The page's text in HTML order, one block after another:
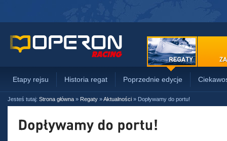
Etapy rejsu Historia regat Poprzednie edycje
Jesteś tutaj: Strona główna » Regaty »Aktualności » Dopływamy do portu!